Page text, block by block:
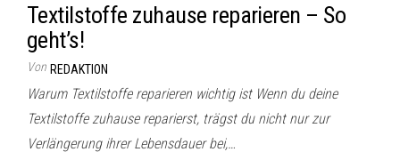
Textilstoffe zuhause reparieren – So
geht’s!
Von REDAKTION
Warum Textilstoffe reparieren wichtig ist Wenn du deine
Textilstoffe zuhause reparierst, trägst du nicht nur zur
Verlängerung ihrer Lebensdauer bei,…